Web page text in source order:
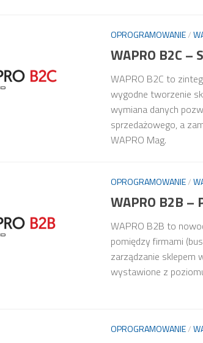
OPROGRAMOWANIE/
WAPRO B2C
WAPRO B2C to
wygodne tworzenie
wymiana danych
sprzedażowego, a
WAPRO Mag.
OPROGRAMOWANIE/
WAPRO B2B
WAPRO B2B to
pomiędzy firmami
zarządzanie sklepem
wystawione z
OPROGRAMOWANIE/